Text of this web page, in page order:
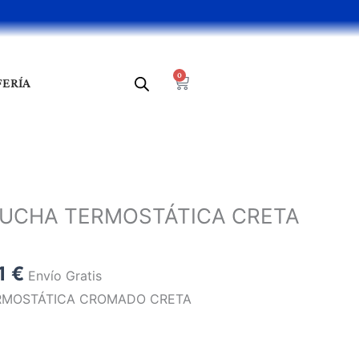
0
Cart
TERMOSTÁTICA CRETA
€.
€
precio
actual
182,71 €.
Envío Gratis
CROMADO CRETA